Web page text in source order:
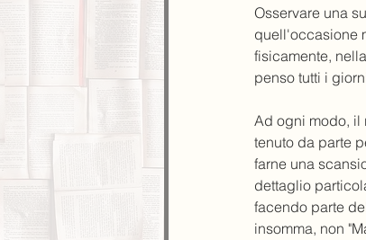
Osservare una
quell'occasione
fisicamente,
penso tutti i
Ad ogni modo, il
tenuto da parte
farne una
dettaglio
facendo parte
insomma, non